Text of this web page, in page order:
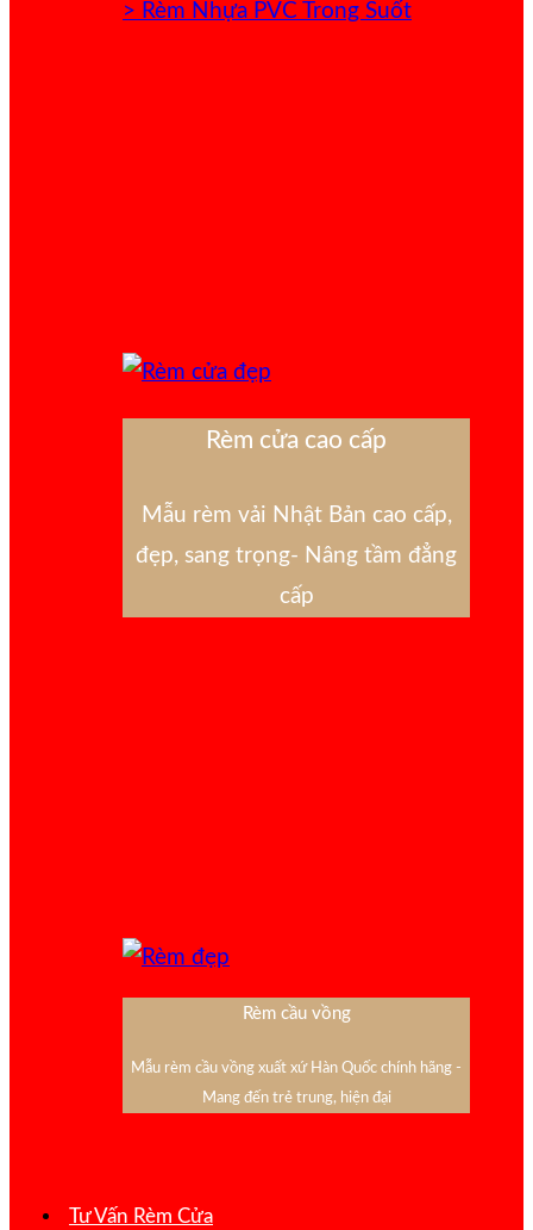
> Rèm Nhựa PVC Trong Suốt
Rèm cửa cao cấp
Mẫu rèm vải Nhật Bản cao cấp,
đẹp, sang trọng- Nâng tầm đẳng
cấp
Rèm cầu vồng
Mẫu rèm cầu vồng xuất xứ Hàn Quốc chính hãng -
Mang đến trẻ trung, hiện đại
Tư Vấn Rèm Cửa